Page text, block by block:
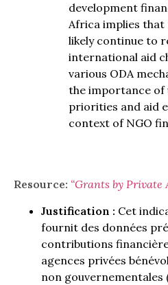
development
Africa implies that
likely continue to
international aid
various ODA
the importance
priorities and aid
context of NGO
Resource: “Grants by Private
Justification : Cet
fournit des données
contributions
agences privées
non gouvernementales